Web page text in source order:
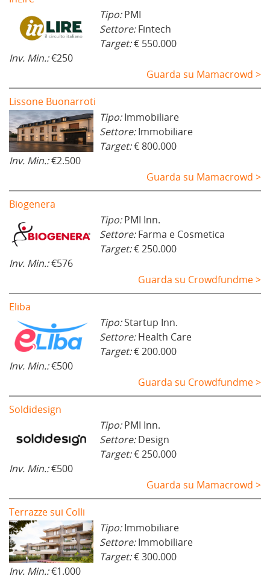
Tipo:PMI
Settore:Fintech
Target:€ 550.000
Inv. Min.:€250
Guarda su Mamacrowd >
Lissone Buonarroti
Tipo:Immobiliare
Settore:Immobiliare
Target:€ 800.000
Inv. Min.:€2.500
Guarda su Mamacrowd >
Biogenera
Tipo:PMI Inn.
Settore:Farma e Cosmetica
Target:€ 250.000
Inv. Min.:€576
Guarda su Crowdfundme >
Eliba
Tipo:Startup Inn.
Settore:Health Care
Target:€ 200.000
Inv. Min.:€500
Guarda su Crowdfundme >
Soldidesign
Tipo:PMI Inn.
Settore:Design
Target:€ 250.000
Inv. Min.:€500
Guarda su Mamacrowd >
Terrazze sui Colli
Tipo:Immobiliare
Settore:Immobiliare
Target:€ 300.000
Inv. Min.:€1.000